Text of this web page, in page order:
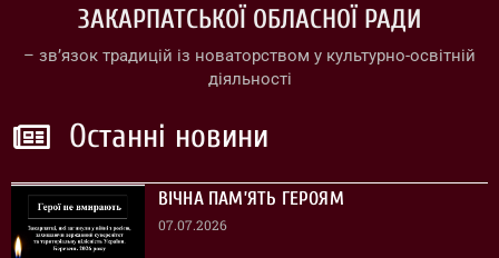
ЗАКАРПАТСЬКОЇ ОБЛАСНОЇ РАДИ
– зв’язок традицій із новаторством у культурно-освітній
діяльності
Останні новини
ВІЧНА ПАМ’ЯТЬ ГЕРОЯМ
07.07.2026